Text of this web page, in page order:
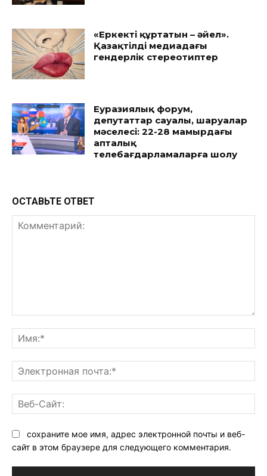
«Еркекті құртатын – әйел».
Қазақтілді медиадағы
гендерлік стереотиптер
Еуразиялық форум,
депутаттар сауалы, шаруалар
мәселесі: 22-28 мамырдағы
апталық
телебағдарламаларға шолу
ОСТАВЬТЕ ОТВЕТ
сохраните мое имя, адрес электронной почты и веб-
сайт в этом браузере для следующего комментария.